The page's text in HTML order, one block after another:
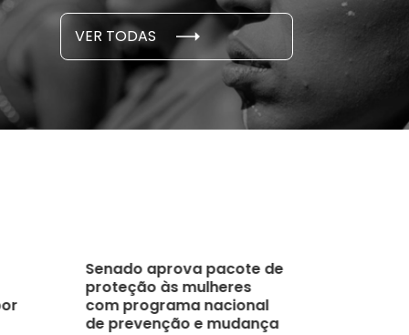
VER TODAS
E PESQUISAS
novembro, 2021
Senado aprova pacote de
proteção às mulheres
com programa nacional
de prevenção e mudança